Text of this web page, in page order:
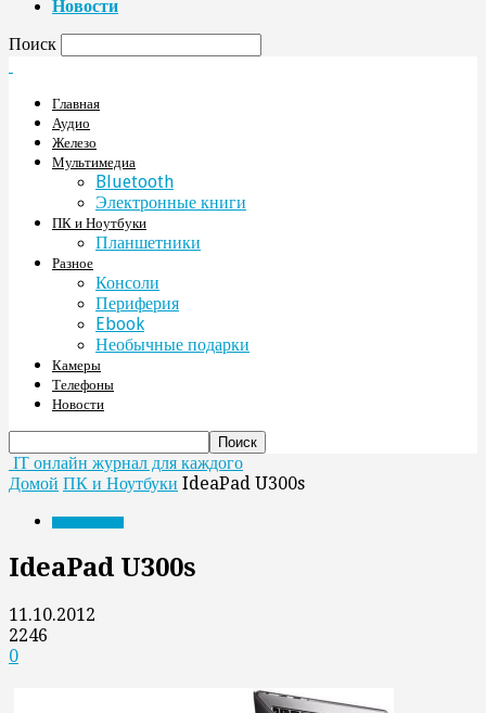
Новости
Поиск
Главная
Аудио
Железо
Мультимедиа
Bluetooth
Электронные книги
ПК и Ноутбуки
Планшетники
Разное
Консоли
Периферия
Ebook
Необычные подарки
Камеры
Телефоны
Новости
IT онлайн журнал для каждого
Домой ПК и Ноутбуки IdeaPad U300s
IdeaPad U300s
11.10.2012
2246
0